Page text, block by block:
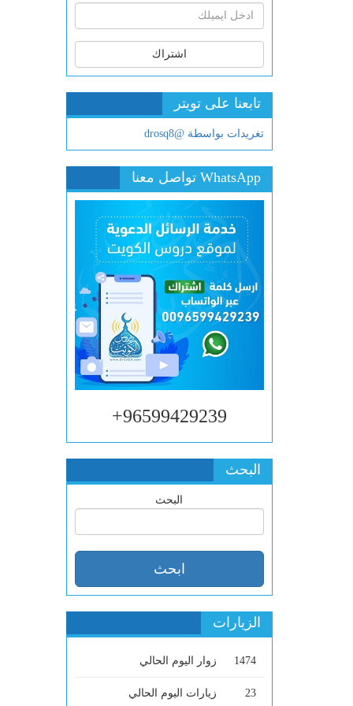
اشتراك
تابعنا على تويتر
تغريدات بواسطة @drosq8
WhatsApp تواصل معنا
96599429239+
البحث
البحث
الزيارات
1474 زوار اليوم الحالي
23 زيارات اليوم الحالي